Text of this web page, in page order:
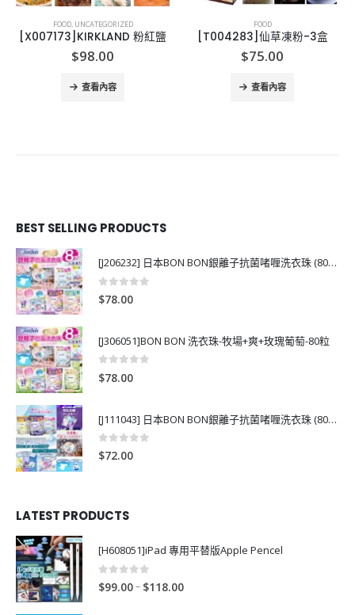
FOOD, UNCATEGORIZED
[X007173]KIRKLAND 粉紅鹽
$98.00
查看內容
FOOD
[T004283]仙草凍粉-3盒
$75.00
查看內容
BEST SELLING PRODUCTS
[J206232] 日本BON BON銀離子抗菌啫喱洗衣珠 (80粒)
0
$78.00
[J306051]BON BON 洗衣珠-牧場+爽+玫瑰葡萄-80粒
0
$78.00
[J111043] 日本BON BON銀離子抗菌啫喱洗衣珠 (80粒)
0out of 5
$72.00
LATEST PRODUCTS
[H608051]iPad 專用平替版Apple Pencel
0 out of 5
$99.00– $118.00P